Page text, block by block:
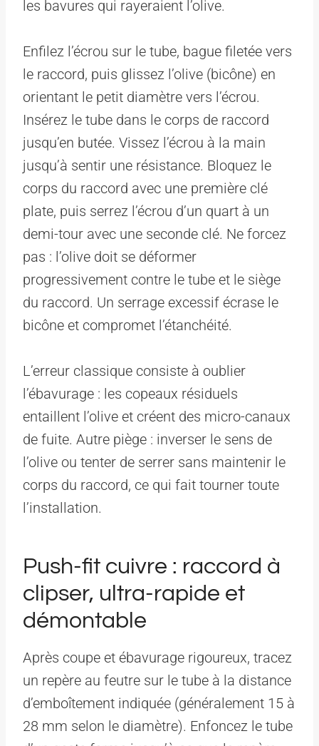
les bavures qui rayeraient l’olive.
Enfilez l’écrou sur le tube, bague filetée vers
le raccord, puis glissez l’olive (bicône) en
orientant le petit diamètre vers l’écrou.
Insérez le tube dans le corps de raccord
jusqu’en butée. Vissez l’écrou à la main
jusqu’à sentir une résistance. Bloquez le
corps du raccord avec une première clé
plate, puis serrez l’écrou d’un quart à un
demi-tour avec une seconde clé. Ne forcez
pas : l’olive doit se déformer
progressivement contre le tube et le siège
du raccord. Un serrage excessif écrase le
bicône et compromet l’étanchéité.
L’erreur classique consiste à oublier
l’ébavurage : les copeaux résiduels
entaillent l’olive et créent des micro-canaux
de fuite. Autre piège : inverser le sens de
l’olive ou tenter de serrer sans maintenir le
corps du raccord, ce qui fait tourner toute
l’installation.
Push-fit cuivre : raccord à
clipser, ultra-rapide et
démontable
Après coupe et ébavurage rigoureux, tracez
un repère au feutre sur le tube à la distance
d’emboîtement indiquée (généralement 15 à
28 mm selon le diamètre). Enfoncez le tube